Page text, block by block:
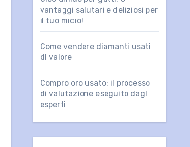
vantaggi salutari e deliziosi per
il tuo micio!
Come vendere diamanti usati
di valore
Compro oro usato: il processo
di valutazione eseguito dagli
esperti